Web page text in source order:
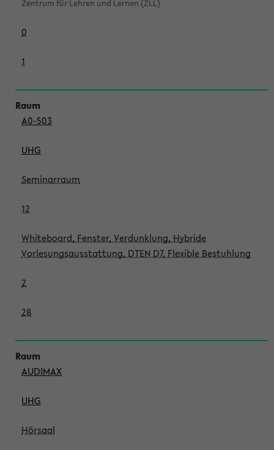
Zentrum für Lehren und Lernen (ZLL)
0
1
A0-503
UHG
Seminarraum
12
Whiteboard, Fenster, Verdunklung, Hybride
Vorlesungsausstattung, DTEN D7, Flexible Bestuhlung
2
28
AUDIMAX
UHG
Hörsaal